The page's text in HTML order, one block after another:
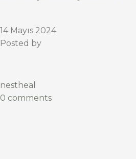
14 Mayıs 2024
Posted by
nestheal
0 comments